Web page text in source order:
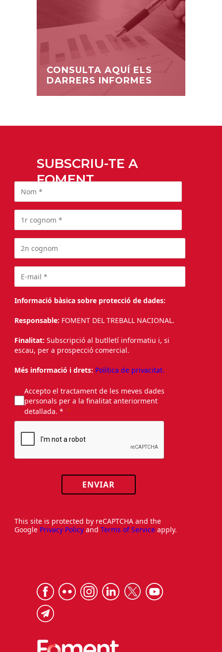
CONSULTA AQUÍ ELS
DARRERS INFORMES
SUBSCRIU-TE A
FOMENT
Informació bàsica sobre protecció de dades:
Responsable: FOMENT DEL TREBALL NACIONAL.
Finalitat: Subscripció al butlletí informatiu i, si
escau, per a prospecció comercial.
Més informació i drets: Política de privacitat.
Accepto el tractament de les meves dades
personals per a la finalitat anteriorment
detallada. *
ENVIAR
This site is protected by reCAPTCHA and the
Google Privacy Policy and Terms of Service apply.